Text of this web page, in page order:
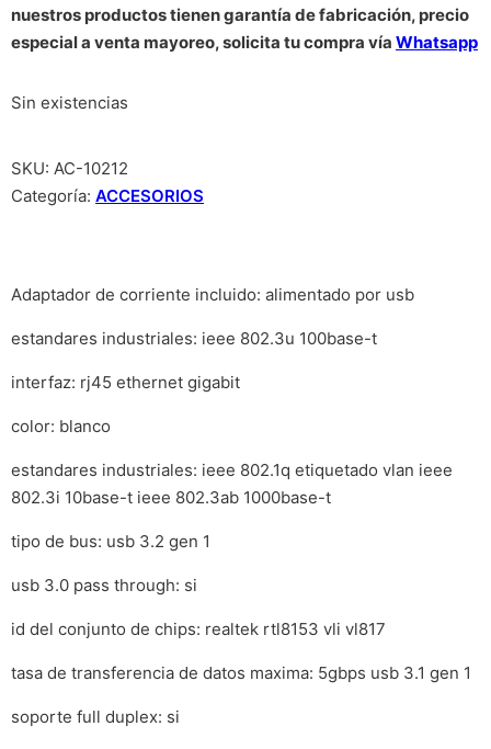
nuestros productos tienen garantía de fabricación, precio
especial a venta mayoreo, solicita tu compra vía Whatsapp
Sin existencias
SKU: AC-10212
Categoría: ACCESORIOS
Adaptador de corriente incluido: alimentado por usb
estandares industriales: ieee 802.3u 100base-t
interfaz: rj45 ethernet gigabit
color: blanco
estandares industriales: ieee 802.1q etiquetado vlan ieee
802.3i 10base-t ieee 802.3ab 1000base-t
tipo de bus: usb 3.2 gen 1
usb 3.0 pass through: si
id del conjunto de chips: realtek rtl8153 vli vl817
tasa de transferencia de datos maxima: 5gbps usb 3.1 gen 1
soporte full duplex: si